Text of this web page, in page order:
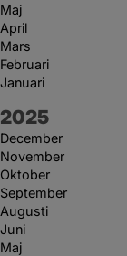
Maj
April
Mars
Februari
Januari
År:
2025
December
November
Oktober
September
Augusti
Juni
Maj